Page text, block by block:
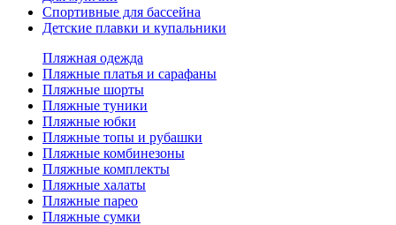
Спортивные для бассейна
Детские плавки и купальники
Пляжная одежда
Пляжные платья и сарафаны
Пляжные шорты
Пляжные туники
Пляжные юбки
Пляжные топы и рубашки
Пляжные комбинезоны
Пляжные комплекты
Пляжные халаты
Пляжные парео
Пляжные сумки